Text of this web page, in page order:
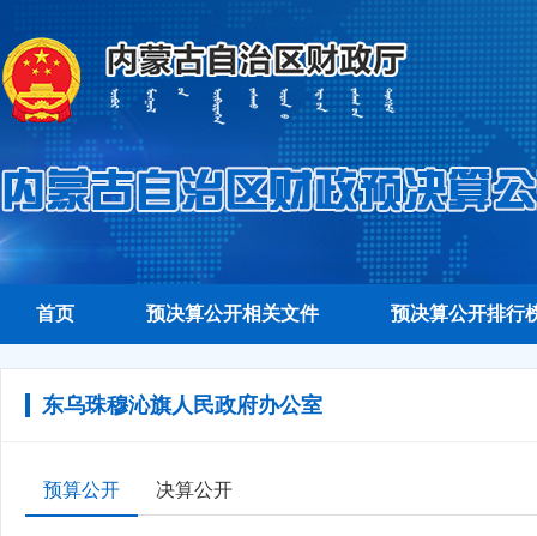
首页 预决算公开相关文件 预决算公开排行
东乌珠穆沁旗人民政府办公室
预算公开 决算公开